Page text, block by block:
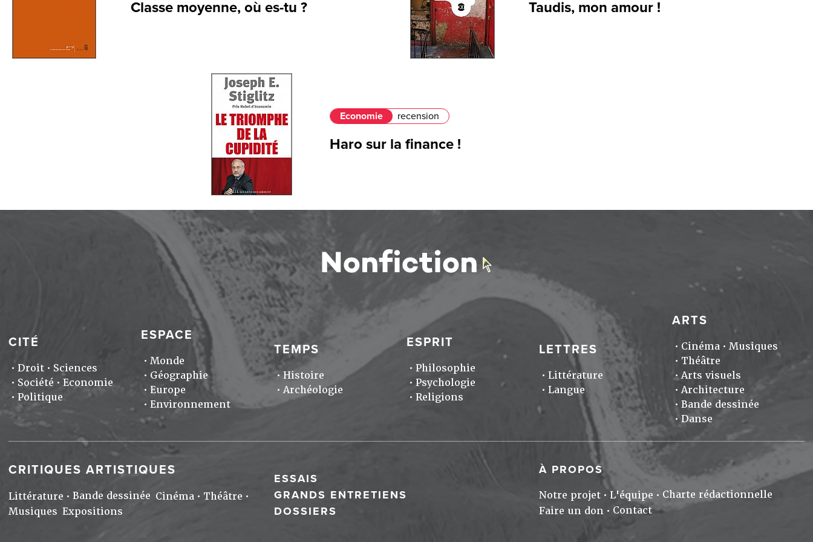
Classe moyenne, où es-tu ? Taudis, mon amour !
Economie recension
Haro sur la finance !
CITÉ
Droit
Sciences
Société
Economie
Politique
ESPACE
Monde
Géographie
Europe
Environnement
TEMPS
Histoire
Archéologie
ESPRIT
Philosophie
Psychologie
Religions
LETTRES
Littérature
Langue
ARTS
Cinéma
Musiques
Théâtre
Arts visuels
Architecture
Bande dessinée
Danse
CRITIQUES ARTISTIQUES
Littérature Bande dessinée Cinéma
Théâtre
Musiques Expositions
ESSAIS
GRANDS ENTRETIENS
DOSSIERS
À PROPOS
Notre projet L'équipe
Charte rédactionnelle
Faire un don
Contact